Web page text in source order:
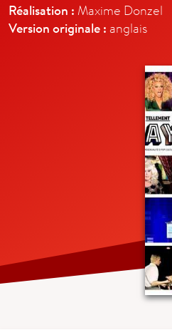
Réalisation : Maxime Donzel
Version originale : anglais